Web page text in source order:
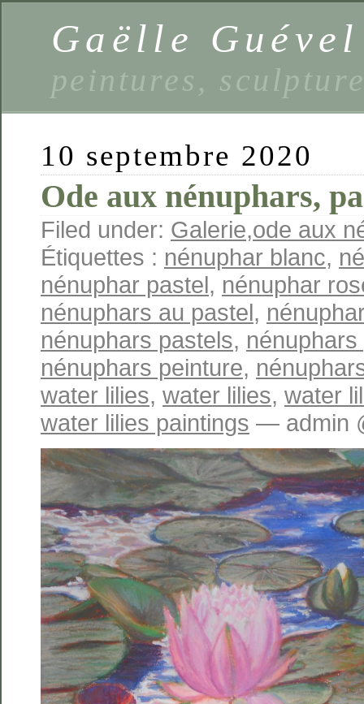
Gaëlle
peintures,
10 septembre 2020
Ode aux nénuphars,
Filed under: Galerie,ode aux
Étiquettes : nénuphar blanc,
nénuphar pastel, nénuphar
nénuphars au pastel,
nénuphars pastels,
nénuphars peinture,
water lilies, water lilies, water
water lilies paintings — admin